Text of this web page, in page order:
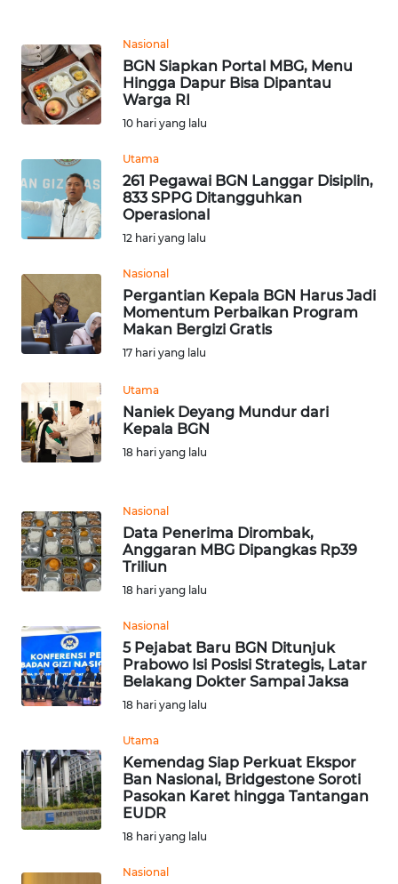
Nasional
BGN Siapkan Portal MBG, Menu
Hingga Dapur Bisa Dipantau
Warga RI
10 hari yang lalu
Utama
261 Pegawai BGN Langgar Disiplin,
833 SPPG Ditangguhkan
Operasional
12 hari yang lalu
Nasional
Pergantian Kepala BGN Harus Jadi
Momentum Perbaikan Program
Makan Bergizi Gratis
17 hari yang lalu
Utama
Naniek Deyang Mundur dari
Kepala BGN
18 hari yang lalu
Nasional
Data Penerima Dirombak,
Anggaran MBG Dipangkas Rp39
Triliun
18 hari yang lalu
Nasional
5 Pejabat Baru BGN Ditunjuk
Prabowo Isi Posisi Strategis, Latar
Belakang Dokter Sampai Jaksa
18 hari yang lalu
Utama
Kemendag Siap Perkuat Ekspor
Ban Nasional, Bridgestone Soroti
Pasokan Karet hingga Tantangan
EUDR
18 hari yang lalu
Nasional
BANTEN
WN
NTT
WN
KEPRI
WN
WN
PAPUA
BARAT
WN
RIAU
WN
WN
JAMBI
WN
WN
NTB
WN
SULBAR